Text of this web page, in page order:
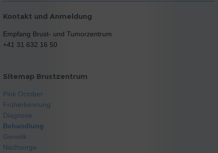
Kontakt und Anmeldung
Empfang Brust- und Tumorzentrum
+41 31 632 16 50
Sitemap Brustzentrum
Pink October
Früherkennung
Diagnose
Behandlung
Genetik
Nachsorge